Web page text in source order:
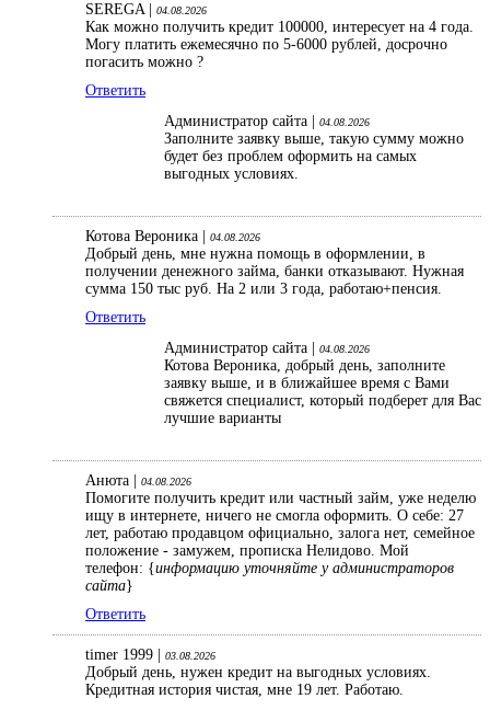
SEREGA | 04.08.2026
Как можно получить кредит 100000, интересует на 4 года.
Могу платить ежемесячно по 5-6000 рублей, досрочно
погасить можно ?
Ответить
Администратор сайта |
04.08.2026
Заполните заявку выше, такую сумму можно
будет без проблем оформить на самых
выгодных условиях.
Котова Вероника | 04.08.2026
Добрый день, мне нужна помощь в оформлении, в
получении денежного займа, банки отказывают. Нужная
сумма 150 тыс руб. На 2 или 3 года, работаю+пенсия.
Ответить
Администратор сайта |
04.08.2026
Котова Вероника, добрый день, заполните
заявку выше, и в ближайшее время с Вами
свяжется специалист, который подберет для Вас
лучшие варианты
Анюта | 04.08.2026
Помогите получить кредит или частный займ, уже неделю
ищу в интернете, ничего не смогла оформить. О себе: 27
лет, работаю продавцом официально, залога нет, семейное
положение - замужем, прописка Нелидово. Мой
телефон: {информацию уточняйте у администраторов
сайта}
Ответить
timer 1999 | 03.08.2026
Добрый день, нужен кредит на выгодных условиях.
Кредитная история чистая, мне 19 лет. Работаю.